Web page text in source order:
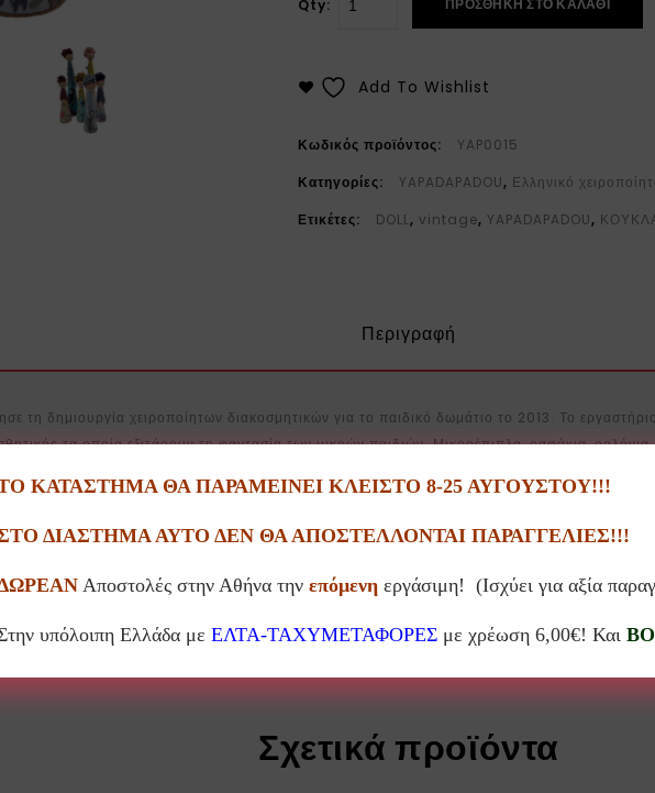
Qty: ΠΡΟΣΘΉΚΗ ΣΤΟ ΚΑΛΆΘΙ
Add To Wishlist
Κωδικός προϊόντος:
YAP0015
Κατηγορίες:
YAPADAPADOU, Ελληνικό
Ετικέτες:
DOLL,vintage,YAPADAPADOU,
Περιγραφή
τη δημιουργία χειροποίητων διακοσμητικών για το παιδικό δωμάτιο το 2013. Το
τα οποία εξιτάρουν τη φαντασία των μικρών παιδιών. Μικροέπιπλα, ραφάκια,
με πολύ μεράκι, κατάλληλα για παιδιά, από οικολογικά και μη τοξικά υλικά.
Σχετικά προϊόντα
ΚΑΤΑΣΤΗΜΑ ΘΑ ΠΑΡΑΜΕΙΝΕΙ ΚΛΕΙΣΤΟ 8-25 ΑΥΓΟΥΣΤΟΥ!!!
ΔΙΑΣΤΗΜΑ ΑΥΤΟ ΔΕΝ ΘΑ ΑΠΟΣΤΕΛΛΟΝΤΑΙ ΠΑΡΑΓΓΕΛΙΕΣ!!!
Αποστολές στην Αθήνα την επόμενηεργάσιμη! (Ισχύει για αξία
υπόλοιπη Ελλάδα με ΕΛΤΑ-ΤΑΧΥΜΕΤΑΦΟΡΕΣμε χρέωση 6,00€! Και